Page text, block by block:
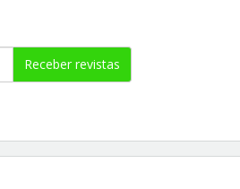
Receber revistas